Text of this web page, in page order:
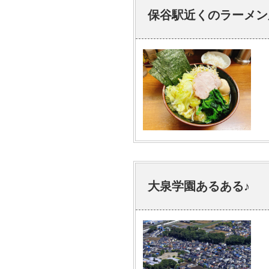
保谷駅近くのラーメ
大泉学園あるある♪